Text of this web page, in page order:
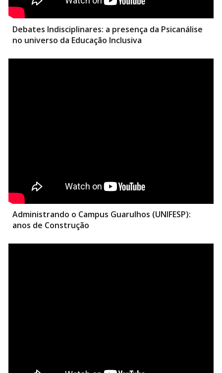
Debates Indisciplinares: a presença da Psicanálise
no universo da Educação Inclusiva
Administrando o Campus Guarulhos (UNIFESP):
anos de Construção